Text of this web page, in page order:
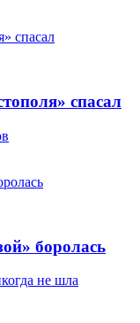
спасал
боролась
не шла